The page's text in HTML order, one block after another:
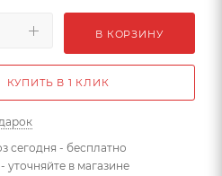
В КОРЗИНУ
КУПИТЬ В 1 КЛИК
сегодня - бесплатно
уточняйте в магазине